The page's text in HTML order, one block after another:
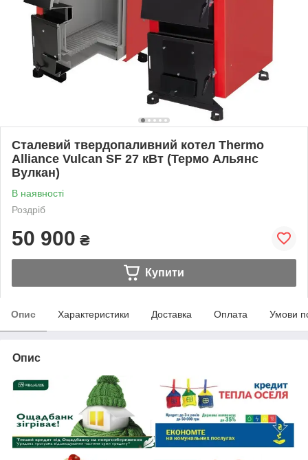
Сталевий твердопаливний котел Thermo
Alliance Vulcan SF 27 кВт (Термо Альянс
Вулкан)
В наявності
Роздріб
50 900 ₴
Купити
Опис Характеристики Доставка Оплата Умови
Опис